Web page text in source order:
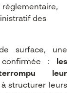
des
surface, une
confirmée :
les
leur
structurer leurs